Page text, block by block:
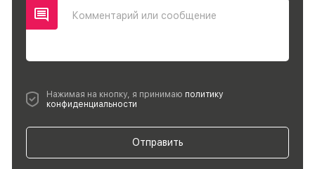
Комментарий или сообщение
Нажимая на кнопку, я принимаю политику
конфиденциальности
Отправить